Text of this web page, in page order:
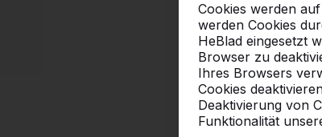
Cookies werden
werden Cookies
HeBlad eingesetzt
Browser zu
Ihres Browsers
Cookies
Deaktivierung von
Funktionalität
Geben Sie die E-